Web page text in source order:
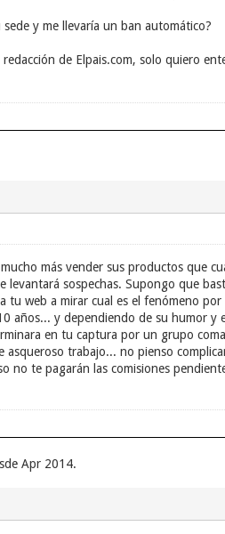
y me llevaría un ban automático?
de Elpais.com, solo quiero
más vender sus productos que
sospechas. Supongo que
web a mirar cual es el fenómeno
años... y dependiendo de su humor y
en tu captura por un grupo
trabajo... no pienso
no te pagarán las comisiones
Apr 2014.